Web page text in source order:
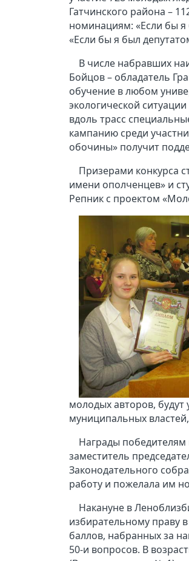
Гатчинского района –
номинациям: «Если бы я
«Если бы я был
В числе набравших
Бойцов – обладатель
обучение в любом
экологической
вдоль трасс
кампанию среди
обочины» получит
Призерами конкурса
имени ополченцев» и
Репник с проектом
молодых авторов, будут
муниципальных
Награды победителям
заместитель
Законодательного
работу и пожелала им
Накануне в
избирательному праву
баллов, набранных за
50-и вопросов. В